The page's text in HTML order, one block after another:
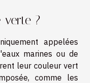
verte ?
appelées
marines ou de
leur couleur vert
comme les